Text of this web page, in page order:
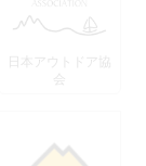
日本アウトドア協
会